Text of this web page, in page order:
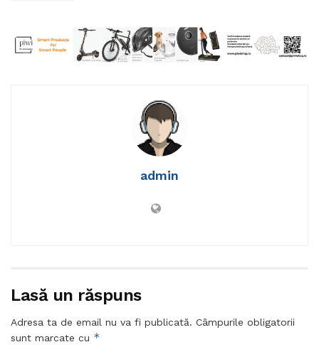
admin
Lasă un răspuns
Adresa ta de email nu va fi publicată. Câmpurile obligatorii
sunt marcate cu *